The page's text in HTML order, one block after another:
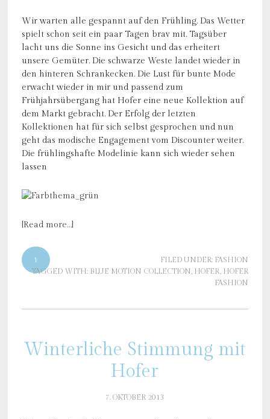
Wir warten alle gespannt auf den Frühling. Das Wetter
spielt schon seit ein paar Tagen brav mit. Tagsüber
lacht uns die Sonne ins Gesicht und das erheitert
unsere Gemüter. Die schwarze Weste landet wieder in
den hinteren Schrankecken. Die Lust für bunte Mode
erwacht wieder in mir und passend zum
Frühjahrsübergang hat Hofer eine neue Kollektion auf
dem Markt gebracht. Der Erfolg der letzten
Kollektionen hat für sich selbst gesprochen und nun
geht das modische Engagement vom Discounter weiter.
Die frühlingshafte Modelinie kann sich wieder sehen
lassen
[Read more…]
1 FILED UNDER: FASHION
TAGGED WITH: BLUE MOTION COLLECTION, HOFER, HOFER
FASHION
Winterliche Stimmung mit
Hofer
7. OKTOBER 2013